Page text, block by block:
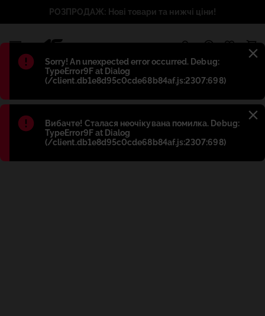
Błąd:
Sorry! An unexpected error occurred. Debug:
TypeError9F at Dialog
(/client.db1e8d95c0cde68b84af.js:2307:698)
Błąd:
Вибачте! Сталася неочікувана помилка. Debug:
TypeError9F at Dialog
(/client.db1e8d95c0cde68b84af.js:2307:698)
РОЗПРОДАЖ: Нові товари та нижчі ціни!